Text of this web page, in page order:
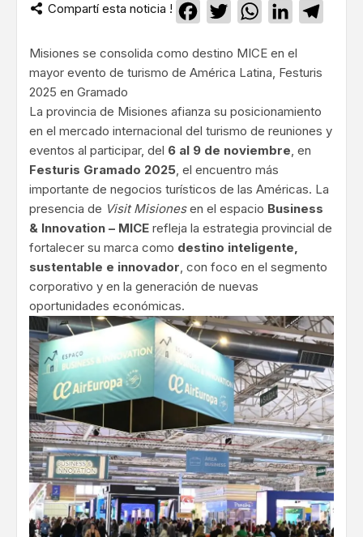
Compartí esta noticia ! Facebook
TwitterWhatsApp
LinkedIn
Misiones se consolida como destino MICE en el
mayor evento de turismo de América Latina, Festuris
2025 en Gramado
La provincia de Misiones afianza su posicionamiento
en el mercado internacional del turismo de reuniones y
eventos al participar, del 6 al 9 de noviembre, en
Festuris Gramado 2025, el encuentro más
importante de negocios turísticos de las Américas. La
presencia de Visit Misionesen el espacio Business
& Innovation – MICE refleja la estrategia provincial de
fortalecer su marca como destino inteligente,
sustentable e innovador, con foco en el segmento
corporativo y en la generación de nuevas
oportunidades económicas.